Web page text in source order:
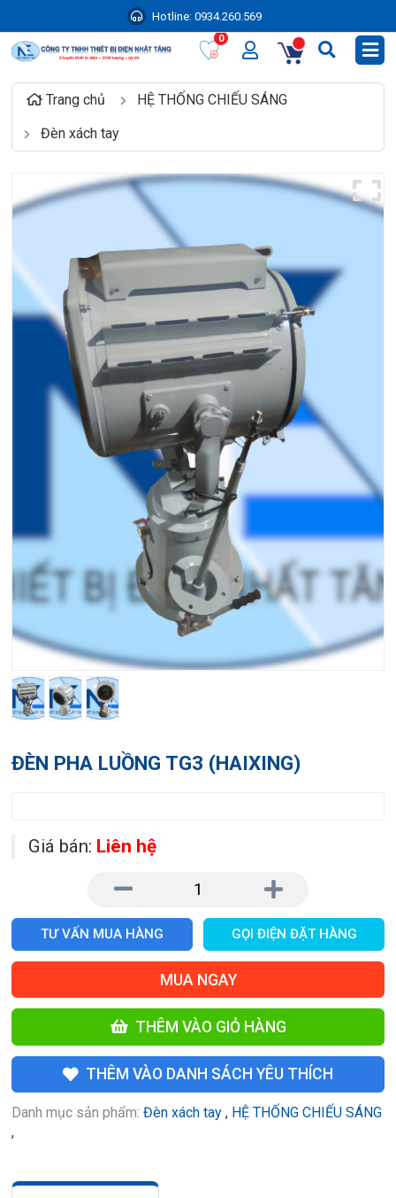
Hotline: 0934.260.569
0
Trang chủ
HỆ THỐNG CHIẾU SÁNG
Đèn xách tay
ĐÈN PHA LUỒNG TG3 (HAIXING)
Giá bán: Liên hệ
TƯ VẤN MUA HÀNG GỌI ĐIỆN ĐẶT HÀNG
MUA NGAY
THÊM VÀO GIỎ HÀNG
THÊM VÀO DANH SÁCH YÊU THÍCH
Danh mục sản phẩm: Đèn xách tay , HỆ THỐNG CHIẾU SÁNG
,